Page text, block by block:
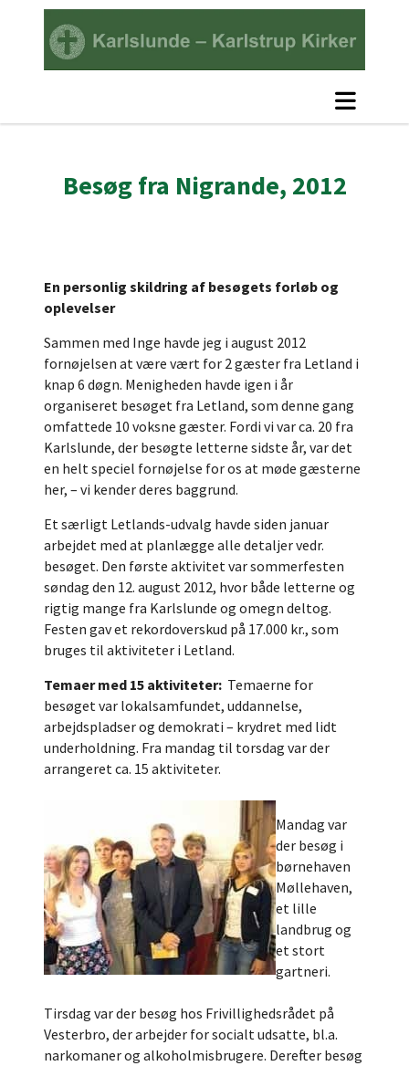
Besøg fra Nigrande, 2012
En personlig skildring af besøgets forløb og
oplevelser
Sammen med Inge havde jeg i august 2012
fornøjelsen at være vært for 2 gæster fra Letland i
knap 6 døgn. Menigheden havde igen i år
organiseret besøget fra Letland, som denne gang
omfattede 10 voksne gæster. Fordi vi var ca. 20 fra
Karlslunde, der besøgte letterne sidste år, var det
en helt speciel fornøjelse for os at møde gæsterne
her, – vi kender deres baggrund.
Et særligt Letlands-udvalg havde siden januar
arbejdet med at planlægge alle detaljer vedr.
besøget. Den første aktivitet var sommerfesten
søndag den 12. august 2012, hvor både letterne og
rigtig mange fra Karlslunde og omegn deltog.
Festen gav et rekordoverskud på 17.000 kr., som
bruges til aktiviteter i Letland.
Temaer med 15 aktiviteter: Temaerne for
besøget var lokalsamfundet, uddannelse,
arbejdspladser og demokrati – krydret med lidt
underholdning. Fra mandag til torsdag var der
arrangeret ca. 15 aktiviteter.
Mandag var
der besøg i
børnehaven
Møllehaven,
et lille
landbrug og
et stort
gartneri.
Tirsdag var der besøg hos Frivillighedsrådet på
Vesterbro, der arbejder for socialt udsatte, bl.a.
narkomaner og alkoholmisbrugere. Derefter besøg